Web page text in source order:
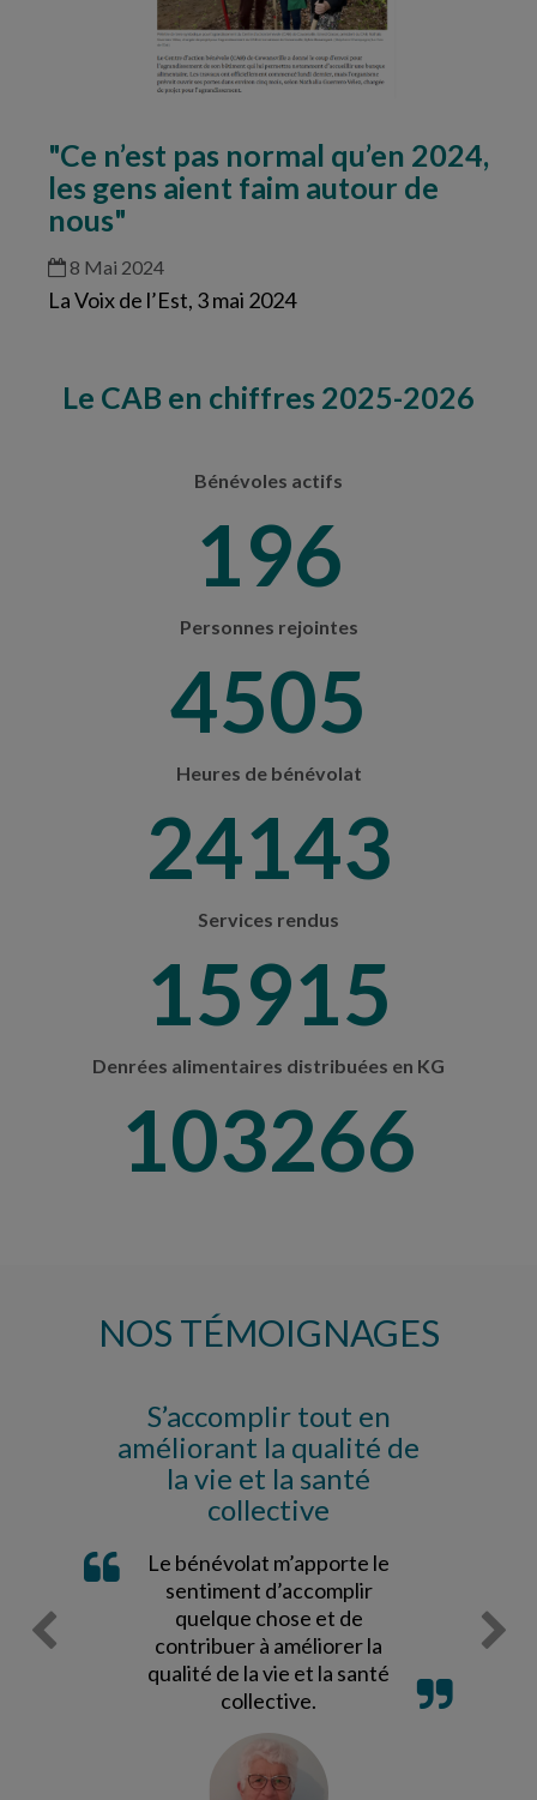
"Ce n’est pas normal qu’en 2024,
les gens aient faim autour de
nous"
8 Mai 2024
La Voix de l’Est, 3 mai 2024
Le CAB en chiffres 2025-2026
Bénévoles actifs
208
Personnes rejointes
4766
Heures de bénévolat
25540
Services rendus
16836
Denrées alimentaires distribuées en KG
109240
NOS TÉMOIGNAGES
S’accomplir tout en
améliorant la qualité de
la vie et la santé
collective
Le bénévolat m’apporte le
sentiment d’accomplir
quelque chose et de
contribuer à améliorer la
qualité de la vie et la santé
collective.